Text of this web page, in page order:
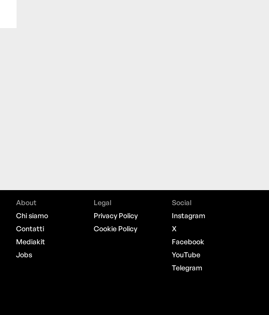
About
Chi siamo
Contatti
Mediakit
Jobs
Legal
Privacy Policy
Cookie Policy
Social
Instagram
X
Facebook
YouTube
Telegram